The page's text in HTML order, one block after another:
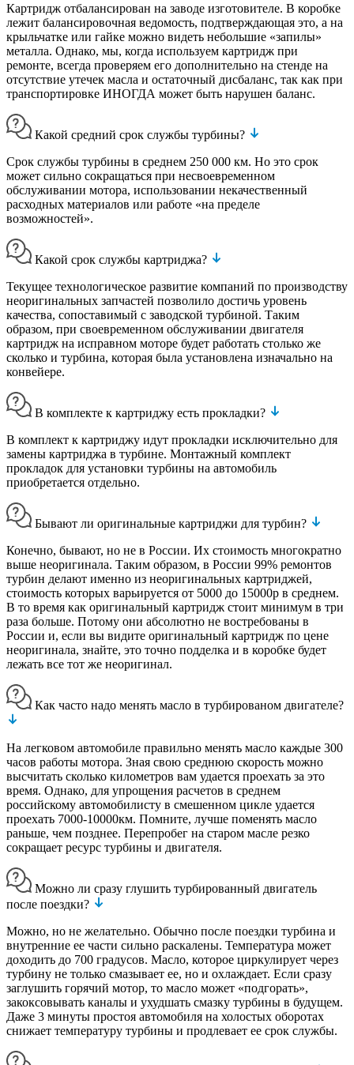
Картридж отбалансирован на заводе изготовителе. В коробке
лежит балансировочная ведомость, подтверждающая это, а на
крыльчатке или гайке можно видеть небольшие «запилы»
металла. Однако, мы, когда используем картридж при
ремонте, всегда проверяем его дополнительно на стенде на
отсутствие утечек масла и остаточный дисбаланс, так как при
транспортировке ИНОГДА может быть нарушен баланс.
Какой средний срок службы турбины?
Срок службы турбины в среднем 250 000 км. Но это срок
может сильно сокращаться при несвоевременном
обслуживании мотора, использовании некачественный
расходных материалов или работе «на пределе
возможностей».
Какой срок службы картриджа?
Текущее технологическое развитие компаний по производству
неоригинальных запчастей позволило достичь уровень
качества, сопоставимый с заводской турбиной. Таким
образом, при своевременном обслуживании двигателя
картридж на исправном моторе будет работать столько же
сколько и турбина, которая была установлена изначально на
конвейере.
В комплекте к картриджу есть прокладки?
В комплект к картриджу идут прокладки исключительно для
замены картриджа в турбине. Монтажный комплект
прокладок для установки турбины на автомобиль
приобретается отдельно.
Бывают ли оригинальные картриджи для турбин?
Конечно, бывают, но не в России. Их стоимость многократно
выше неоригинала. Таким образом, в России 99% ремонтов
турбин делают именно из неоригинальных картриджей,
стоимость которых варьируется от 5000 до 15000р в среднем.
В то время как оригинальный картридж стоит минимум в три
раза больше. Потому они абсолютно не востребованы в
России и, если вы видите оригинальный картридж по цене
неоригинала, знайте, это точно подделка и в коробке будет
лежать все тот же неоригинал.
Как часто надо менять масло в турбированом двигателе?
На легковом автомобиле правильно менять масло каждые 300
часов работы мотора. Зная свою среднюю скорость можно
высчитать сколько километров вам удается проехать за это
время. Однако, для упрощения расчетов в среднем
российскому автомобилисту в смешенном цикле удается
проехать 7000-10000км. Помните, лучше поменять масло
раньше, чем позднее. Перепробег на старом масле резко
сокращает ресурс турбины и двигателя.
Можно ли сразу глушить турбированный двигатель
после поездки?
Можно, но не желательно. Обычно после поездки турбина и
внутренние ее части сильно раскалены. Температура может
доходить до 700 градусов. Масло, которое циркулирует через
турбину не только смазывает ее, но и охлаждает. Если сразу
заглушить горячий мотор, то масло может «подгорать»,
закоксовывать каналы и ухудшать смазку турбины в будущем.
Даже 3 минуты простоя автомобиля на холостых оборотах
снижает температуру турбины и продлевает ее срок службы.